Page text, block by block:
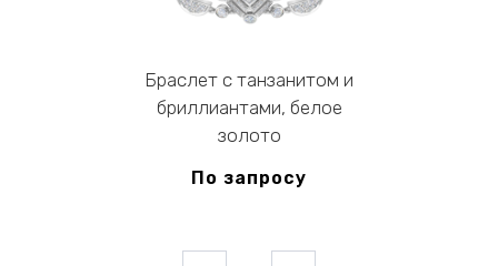
Браслет с танзанитом и
бриллиантами, белое
золото
По запросу